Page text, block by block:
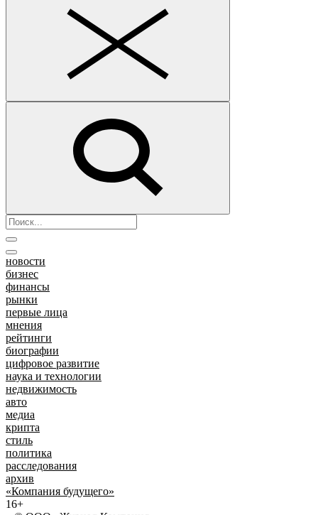
новости
бизнес
финансы
рынки
первые лица
мнения
рейтинги
биографии
цифровое развитие
наука и технологии
недвижимость
авто
медиа
крипта
стиль
политика
расследования
архив
«Компания будущего»
16+